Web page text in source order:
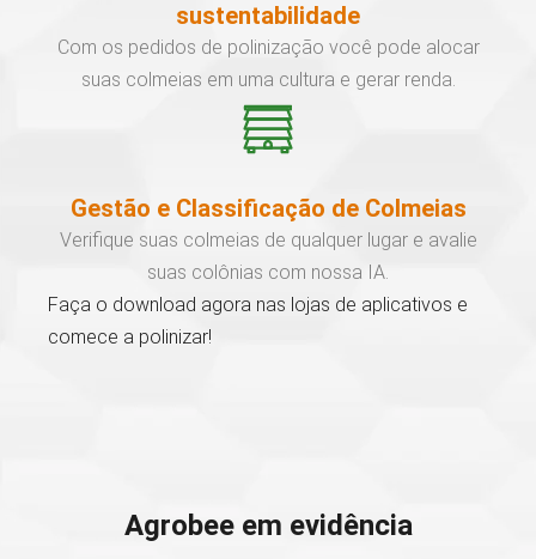
sustentabilidade
Com os pedidos de polinização você pode alocar
suas colmeias em uma cultura e gerar renda.
Gestão e Classificação de Colmeias
Verifique suas colmeias de qualquer lugar e avalie
suas colônias com nossa IA.
Faça o download agora nas lojas de aplicativos e
comece a polinizar!
Agrobee em evidência